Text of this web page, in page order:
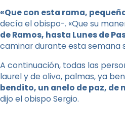
«Que con esta rama,
decía el obispo-. «Que su
de Ramos, hasta Lunes de
caminar durante esta semana
A continuación, todas las
laurel y de olivo, palmas, ya
bendito, un anelo de paz, de
dijo el obispo Sergio.